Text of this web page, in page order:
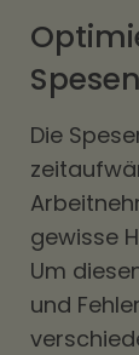
Die
gewisse
Um
und